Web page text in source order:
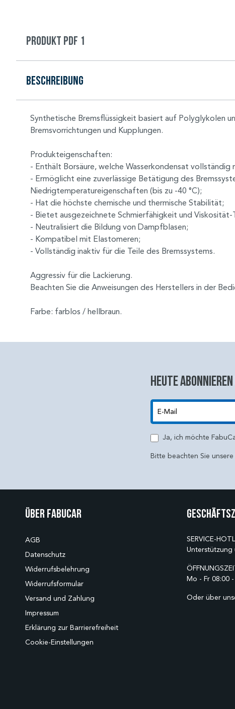
Produkt PDF 1
Beschreibung
Synthetische Bremsflüssigkeit basiert auf Polyglykolen
Bremsvorrichtungen und Kupplungen.
Produkteigenschaften:
- Enthält Borsäure, welche Wasserkondensat vollständig
- Ermöglicht eine zuverlässige Betätigung des
Niedrigtemperatureigenschaften (bis zu -40 °C);
- Hat die höchste chemische und thermische Stabilität;
- Bietet ausgezeichnete Schmierfähigkeit und
- Neutralisiert die Bildung von Dampfblasen;
- Kompatibel mit Elastomeren;
- Vollständig inaktiv für die Teile des Bremssystems.
Aggressiv für die Lackierung.
Beachten Sie die Anweisungen des Herstellers in der
Farbe: farblos / hellbraun.
Heute
Ja, ich möchte
Bitte beachten Sie unsere
Über Fabucar
AGB
Datenschutz
Widerrufsbelehrung
Widerrufsformular
Versand und Zahlung
Impressum
Erklärung zur Barrierefreiheit
Cookie-Einstellungen
SERVICE-
Unterstützung
Mo - Fr 08:00
Oder über